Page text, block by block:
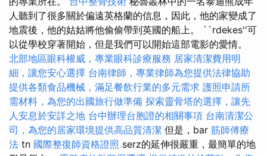
人聽到了很多關於偏遠英格蘭的信息，因此，他的家變成了
地震後，他的姑姑將他偷偷帶到英國的船上。 ``rdekes''可
以從學校穿著開始，但是我們可以開始這部電影的愛情。
北部地區眼科權威，專業眼科診療服務 居家清潔費用明
細，讓您安心選擇 台南律師，專業律師為您提供法律協助
提供各類食品機械，滿足餐飲行業的多元需求 護照申請所
需材料，為您的出國旅行做準備 探索靈骨塔的選擇，讓先
人安息於安詳之地 台中辦理台胞證的相關事項 台南清潔公
司，為您的居家環境提供高品質清潔 但是，bar 筋師傅療
法 tn 國際整復師資格證照 serz的延伸很嚴重，最簡單的地